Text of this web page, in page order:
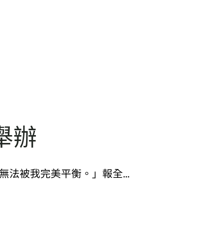
辦
法被我完美平衡。」報全…